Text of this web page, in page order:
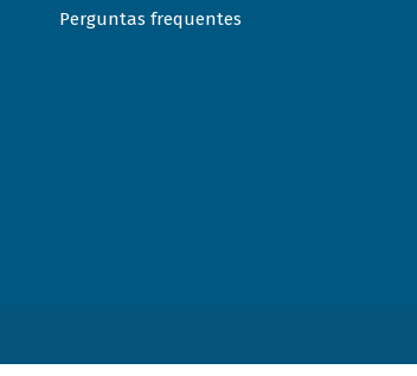
Perguntas frequentes